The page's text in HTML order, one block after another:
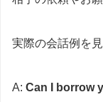
実際の会話例を
A: Can I borrow